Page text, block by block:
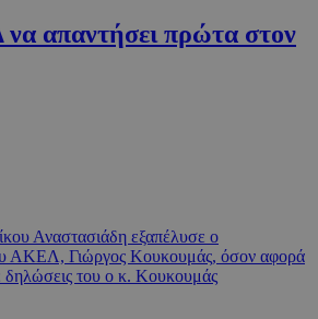
απαντήσει πρώτα στον
Αναστασιάδη εξαπέλυσε ο
ΑΚΕΛ, Γιώργος Κουκουμάς, όσον αφορά
του ο κ. Κουκουμάς